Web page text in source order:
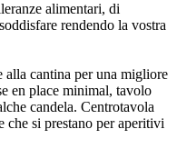
alimentari, di
rendendo la vostra
cantina per una migliore
en place minimal, tavolo
candela. Centrotavola
che si prestano per aperitivi